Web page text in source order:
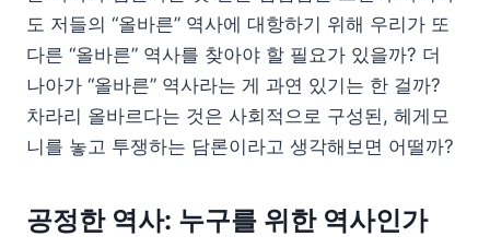
도 저들의 “올바른” 역사에 대항하기 위해 우리가 또
다른 “올바른” 역사를 찾아야 할 필요가 있을까? 더
나아가 “올바른” 역사라는 게 과연 있기는 한 걸까?
차라리 올바르다는 것은 사회적으로 구성된, 헤게모
니를 놓고 투쟁하는 담론이라고 생각해보면 어떨까?
공정한 역사: 누구를 위한 역사인가